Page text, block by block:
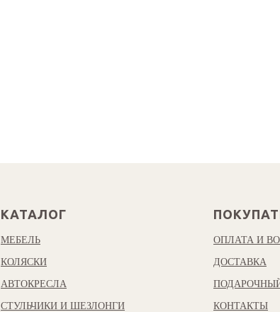
КАТАЛОГ
МЕБЕЛЬ
КОЛЯСКИ
АВТОКРЕСЛА
СТУЛЬЧИКИ И ШЕЗЛОНГИ
ОПЛАТА И
ДОСТАВКА
КОНТАКТЫ